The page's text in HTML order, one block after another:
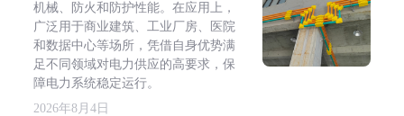
机械、防火和防护性能。在应用上，
广泛用于商业建筑、工业厂房、医院
和数据中心等场所，凭借自身优势满
足不同领域对电力供应的高要求，保
障电力系统稳定运行。
2026年8月4日